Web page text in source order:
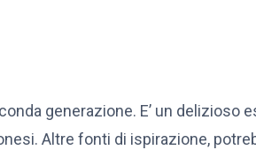
generazione. E’ un delizioso
Altre fonti di ispirazione,